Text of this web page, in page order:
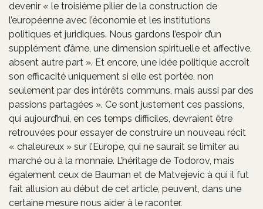
devenir « le troisième pilier de la construction de
l’européenne avec l’économie et les institutions
politiques et juridiques. Nous gardons l’espoir d’un
supplément d’âme, une dimension spirituelle et affective,
absent autre part ». Et encore, une idée politique accroît
son efficacité uniquement si elle est portée, non
seulement par des intérêts communs, mais aussi par des
passions partagées ». Ce sont justement ces passions,
qui aujourd’hui, en ces temps difficiles, devraient être
retrouvées pour essayer de construire un nouveau récit
« chaleureux » sur l’Europe, qui ne saurait se limiter au
marché ou à la monnaie. L’héritage de Todorov, mais
également ceux de Bauman et de Matvejevic à qui il fut
fait allusion au début de cet article, peuvent, dans une
certaine mesure nous aider à le raconter.